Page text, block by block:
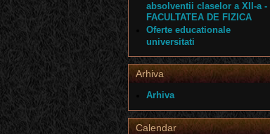
absolventii claselor a XII-a -
FACULTATEA DE FIZICA
Oferte educationale
universitati
Arhiva
Arhiva
Calendar